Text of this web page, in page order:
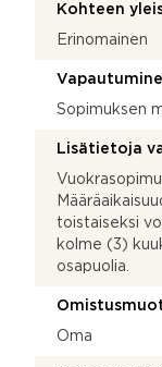
Kohteen
Erinomainen
Sopimuksen
Lisätietoja
toistaiseksi
kolme (3)
osapuolia.
Oma